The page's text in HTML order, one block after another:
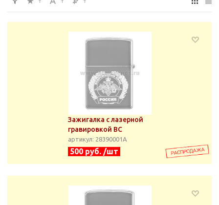
Зажигалка с лазерной
гравировкой ВС
артикул: 28390001А
500 руб. /шт